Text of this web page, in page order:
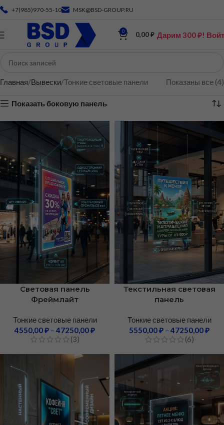
+7(985)970-55-10 MSK@BSD-GROUP.RU
0 0,00₽ Дарим 300 ₽!
Главная Вывески Тонкие световые панели Показаны все (4)
Показать боковую панель
Световая панель
Фреймлайт
Тонкие световые панели
4550,00₽ – 47250,00₽
(3)
Текстильная световая
панель
Тонкие световые панели
5550,00₽ – 47250,00₽
(6)